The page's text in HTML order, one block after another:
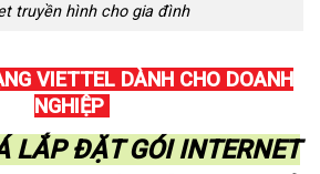
truyền hình cho gia đình
VIETTEL DÀNH CHO DOANH
NGHIỆP
LẮP ĐẶT GÓI INTERNET